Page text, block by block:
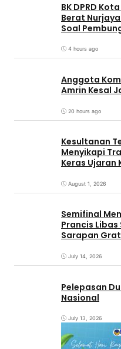
BK DPRD
Berat
Soal
4 hours ago
Anggota
Amrin Kesal
20 hours ago
Kesultanan
Menyikapi
Keras Ujaran
August 1, 2026
Semifinal
Prancis Libas
Sarapan
July 14, 2026
Pelepasan
Nasional
July 13, 2026